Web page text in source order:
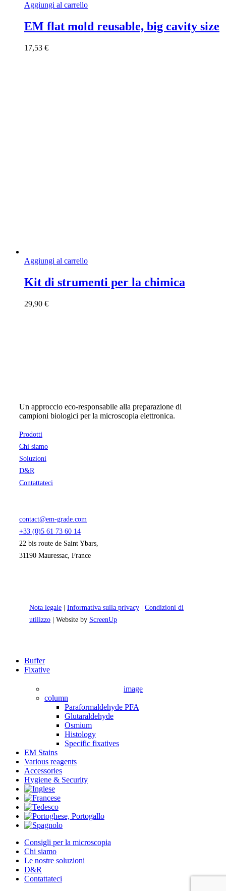
Aggiungi al carrello
EM flat mold reusable, big cavity size
17,53 €
Aggiungi al carrello
Kit di strumenti per la chimica
29,90 €
Un approccio eco-responsabile alla preparazione di
campioni biologici per la microscopia elettronica.
Prodotti
Chi siamo
Soluzioni
D&R
Contattateci
contact@em-grade.com
+33 (0)5 61 73 60 14
22 bis route de Saint Ybars,
31190 Mauressac, France
Nota legale Informativa sulla privacy
Condizioni di
utilizzo | Website by ScreenUp
Close
Menu
Buffer
Fixative
image
column
Paraformaldehyde PFA
Glutaraldehyde
Osmium
Histology
Specific fixatives
EM Stains
Various reagents
Accessories
Hygiene & Security
Consigli per la microscopia
Chi siamo
Le nostre soluzioni
D&R
Contattateci